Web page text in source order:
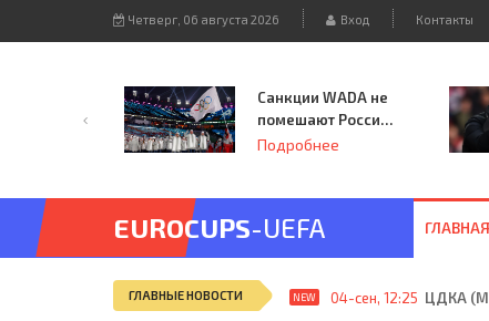
Четверг, 06 августа 2026 Вход Контакты
Санкции WADA не
помешают России
принять
Подробнее
EUROCUPS-UEFA ГЛАВНАЯ
ГЛАВНЫЕ НОВОСТИ NEW 04-сен, 12:25 ЦДКА